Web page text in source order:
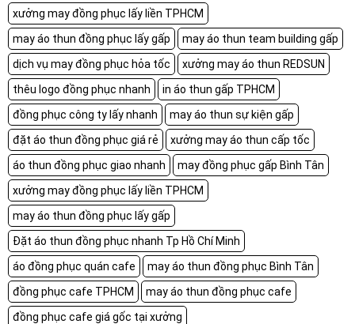
xưởng may đồng phục lấy liền TPHCM
may áo thun đồng phục lấy gấp
may áo thun team building gấp
dịch vụ may đồng phục hỏa tốc
xưởng may áo thun REDSUN
thêu logo đồng phục nhanh
in áo thun gấp TPHCM
đồng phục công ty lấy nhanh
may áo thun sự kiện gấp
đặt áo thun đồng phục giá rẻ
xưởng may áo thun cấp tốc
áo thun đồng phục giao nhanh
may đồng phục gấp Bình Tân
xưởng may đồng phục lấy liền TPHCM
may áo thun đồng phục lấy gấp
Đặt áo thun đồng phục nhanh Tp Hồ Chí Minh
áo đồng phục quán cafe
may áo thun đồng phục Bình Tân
đồng phục cafe TPHCM
may áo thun đồng phục cafe
đồng phục cafe giá gốc tại xưởng